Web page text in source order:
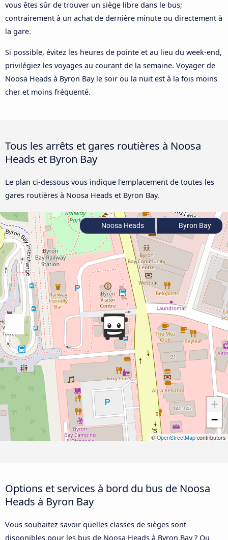
vous êtes sûr de trouver un siège libre dans le bus;
contrairement à un achat de dernière minute ou directement à
la gare.
Si possible, évitez les heures de pointe et au lieu du week-end,
privilégiez les voyages au courant de la semaine. Voyager de
Noosa Heads à Byron Bay le soir ou la nuit est à la fois moins
cher et moins fréquenté.
Tous les arrêts et gares routières à Noosa
Heads et Byron Bay
Le plan ci-dessous vous indique l'emplacement de toutes les
gares routières à Noosa Heads et Byron Bay.
+
−
©OpenStreetMap contributors
Noosa Heads Byron Bay
Options et services à bord du bus de Noosa
Heads à Byron Bay
Vous souhaitez savoir quelles classes de sièges sont
disponibles pour les bus de Noosa Heads à Byron Bay ? Ou